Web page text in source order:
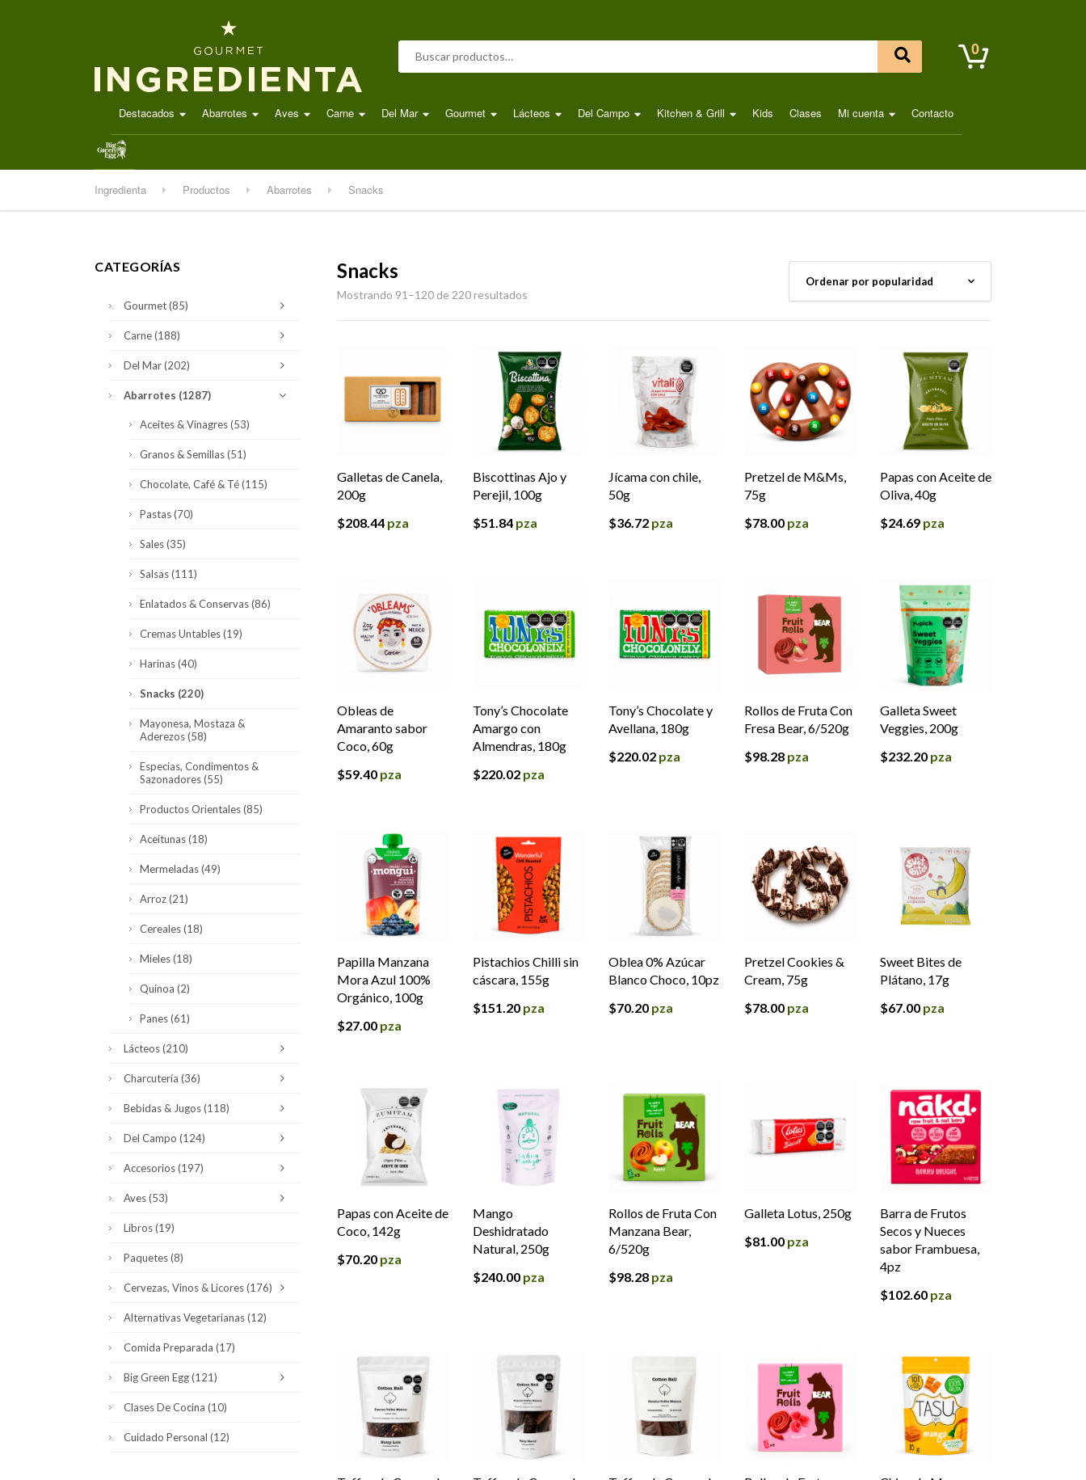
Buscar por: 0
Destacados Abarrotes Aves Carne Del Mar Gourmet Lácteos Del Campo Kitchen & Grill Kids Clases Mi cuenta Contacto
.
Ingredienta Productos Abarrotes Snacks
Snacks
Mostrando 91–120 de 220 resultados
Galletas de Canela,
200g
$208.44 pza
Biscottinas Ajo y
Perejil, 100g
$51.84 pza
Jícama con chile,
50g
$36.72 pza
Pretzel de M&Ms,
75g
$78.00 pza
Papas con Aceite de
Oliva, 40g
$24.69 pza
Obleas de
Amaranto sabor
Coco, 60g
$59.40 pza
Tony’s Chocolate
Amargo con
Almendras, 180g
$220.02 pza
Tony’s Chocolate y
Avellana, 180g
$220.02 pza
Rollos de Fruta Con
Fresa Bear, 6/520g
$98.28 pza
Galleta Sweet
Veggies, 200g
$232.20 pza
Papilla Manzana
Mora Azul 100%
Orgánico, 100g
$27.00 pza
Pistachios Chilli sin
cáscara, 155g
$151.20 pza
Oblea 0% Azúcar
Blanco Choco, 10pz
$70.20 pza
Pretzel Cookies &
Cream, 75g
$78.00 pza
Sweet Bites de
Plátano, 17g
$67.00 pza
Papas con Aceite de
Coco, 142g
$70.20 pza
Mango
Deshidratado
Natural, 250g
$240.00 pza
Rollos de Fruta Con
Manzana Bear,
6/520g
$98.28 pza
Galleta Lotus, 250g
$81.00 pza
Barra de Frutos
Secos y Nueces
sabor Frambuesa,
4pz
$102.60 pza
CATEGORÍAS
Gourmet(85)
Carne(188)
Del Mar(202)
Abarrotes (1287)
Aceites & Vinagres(53)
Granos & Semillas(51)
Chocolate, Café & Té(115)
Pastas(70)
Sales(35)
Salsas(111)
Enlatados & Conservas(86)
Cremas Untables(19)
Harinas(40)
Snacks (220)
Mayonesa, Mostaza &
Aderezos(58)
Especias, Condimentos &
Sazonadores(55)
Productos Orientales(85)
Aceitunas(18)
Mermeladas(49)
Arroz(21)
Cereales(18)
Mieles(18)
Quinoa (2)
Panes(61)
Lácteos(210)
Charcutería (36)
Bebidas & Jugos(118)
Del Campo (124)
Accesorios(197)
Aves(53)
Libros(19)
Paquetes(8)
Cervezas, Vinos & Licores(176)
Alternativas Vegetarianas(12)
Comida Preparada (17)
Big Green Egg(121)
Clases De Cocina (10)
Cuidado Personal (12)